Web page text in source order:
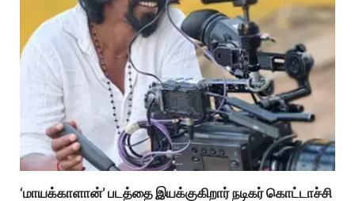
‘மாயக்காளான்’ படத்தை இயக்குகிறார் நடிகர் கொட்டாச்சி